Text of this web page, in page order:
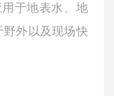
用于地表水、地
外以及现场快